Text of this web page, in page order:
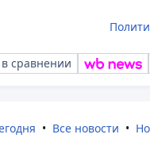
сравнении
Все новости